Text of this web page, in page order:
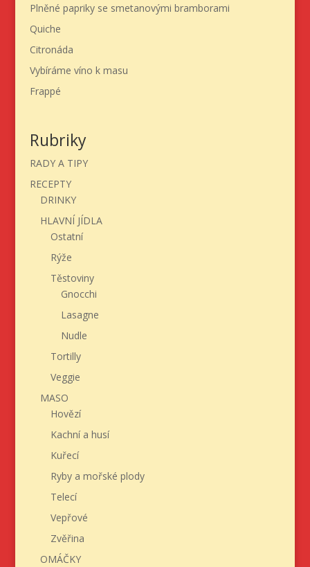
Plněné papriky se smetanovými bramborami
Quiche
Citronáda
Vybíráme víno k masu
Frappé
Rubriky
RADY A TIPY
RECEPTY
DRINKY
HLAVNÍ JÍDLA
Ostatní
Rýže
Těstoviny
Gnocchi
Lasagne
Nudle
Tortilly
Veggie
MASO
Hovězí
Kachní a husí
Kuřecí
Ryby a mořské plody
Telecí
Vepřové
Zvěřina
OMÁČKY